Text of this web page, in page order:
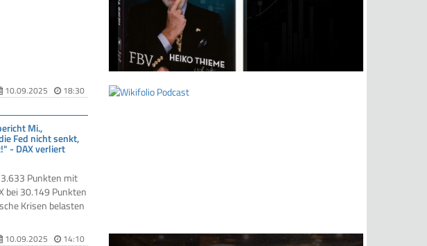
10.09.2025
18:30
Mi.,
Fed nicht senkt,
- DAX verliert
Punkten mit
bei 30.149 Punkten
Krisen belasten
10.09.2025
14:10